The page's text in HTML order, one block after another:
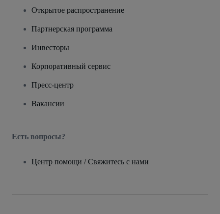
Открытое распространение
Партнерская программа
Инвесторы
Корпоративный сервис
Пресс-центр
Вакансии
Есть вопросы?
Центр помощи / Свяжитесь с нами